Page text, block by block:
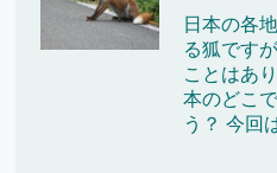
日本の各
る狐です
ことはあ
本のどこ
う？ 今回